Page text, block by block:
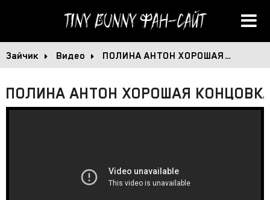
Tiny BunnyФан-сайт
Зайчик Видео ПОЛИНА АНТОН ХОРОШАЯ…
ПОЛИНА АНТОН ХОРОШАЯ